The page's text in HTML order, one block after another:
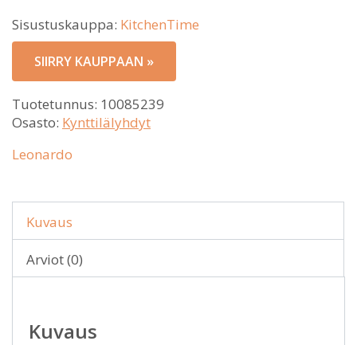
Sisustuskauppa: KitchenTime
SIIRRY KAUPPAAN »
Tuotetunnus: 10085239
Osasto: Kynttilälyhdyt
Leonardo
Kuvaus
Arviot (0)
Kuvaus